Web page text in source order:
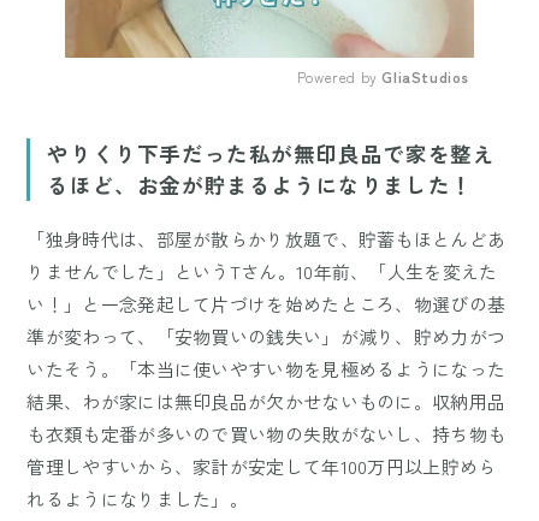
Powered by GliaStudios
やりくり下手だった私が無印良品で家を整え
るほど、お金が貯まるようになりました！
「独身時代は、部屋が散らかり放題で、貯蓄もほとんどあ
りませんでした」というTさん。10年前、「人生を変えた
い！」と一念発起して片づけを始めたところ、物選びの基
準が変わって、「安物買いの銭失い」が減り、貯め力がつ
いたそう。「本当に使いやすい物を見極めるようになった
結果、わが家には無印良品が欠かせないものに。収納用品
も衣類も定番が多いので買い物の失敗がないし、持ち物も
管理しやすいから、家計が安定して年100万円以上貯めら
れるようになりました」。